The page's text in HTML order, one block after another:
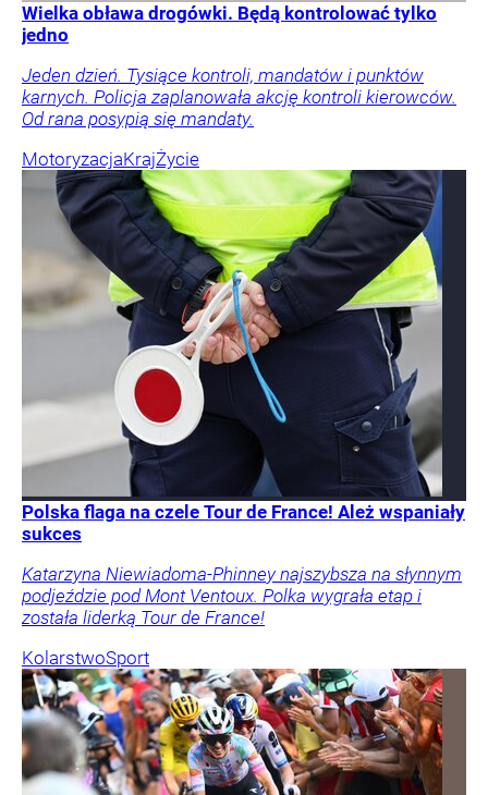
Wielka obława drogówki. Będą kontrolować tylko
jedno
Jeden dzień. Tysiące kontroli, mandatów i punktów
karnych. Policja zaplanowała akcję kontroli kierowców.
Od rana posypią się mandaty.
MotoryzacjaKrajŻycie
Polska flaga na czele Tour de France! Ależ wspaniały
sukces
Katarzyna Niewiadoma-Phinney najszybsza na słynnym
podjeździe pod Mont Ventoux. Polka wygrała etap i
została liderką Tour de France!
KolarstwoSport